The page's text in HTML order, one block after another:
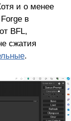
и о менее
в
BFL,
сжатия
.